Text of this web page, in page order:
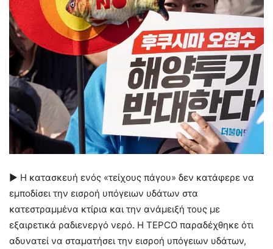
► Η κατασκευή ενός «τείχους πάγου» δεν κατάφερε να
εμποδίσει την εισροή υπόγειων υδάτων στα
κατεστραμμένα κτίρια και την ανάμειξή τους με
εξαιρετικά ραδιενεργό νερό. Η TEPCO παραδέχθηκε ότι
αδυνατεί να σταματήσει την εισροή υπόγειων υδάτων,